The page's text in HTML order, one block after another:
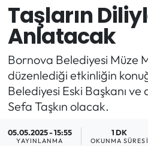
Taşların
Anlatacak
Bornova Belediyesi Müze
düzenlediği etkinliğin
Belediyesi Eski Başkanı
Sefa Taşkın olacak.
05.05.2025 - 15:55
YAYINLANMA
1 DK
OKUNMA SÜRESI